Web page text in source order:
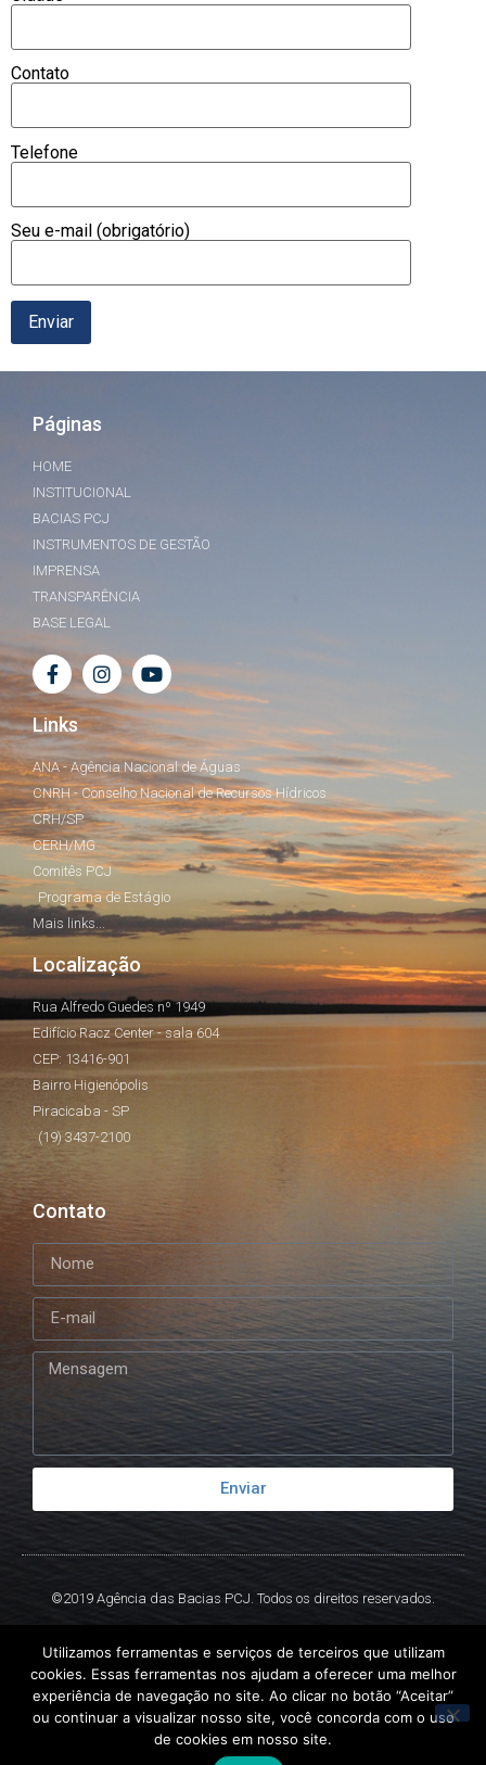
Contato
Telefone
Seu e-mail (obrigatório)
Páginas
HOME
INSTITUCIONAL
BACIAS PCJ
INSTRUMENTOS DE GESTÃO
IMPRENSA
TRANSPARÊNCIA
BASE LEGAL
Links
ANA - Agência Nacional de Águas
CNRH - Conselho Nacional de Recursos Hídricos
CRH/SP
CERH/MG
Comitês PCJ
Programa de Estágio
Mais links...
Localização
Rua Alfredo Guedes nº 1949
Edifício Racz Center - sala 604
CEP: 13416-901
Bairro Higienópolis
Piracicaba - SP
(19) 3437-2100
Contato
Enviar
©2019 Agência das Bacias PCJ. Todos os direitos reservados.
Utilizamos ferramentas e serviços de terceiros que utilizam
cookies. Essas ferramentas nos ajudam a oferecer uma melhor
experiência de navegação no site. Ao clicar no botão “Aceitar”
ou continuar a visualizar nosso site, você concorda com o uso
de cookies em nosso site.